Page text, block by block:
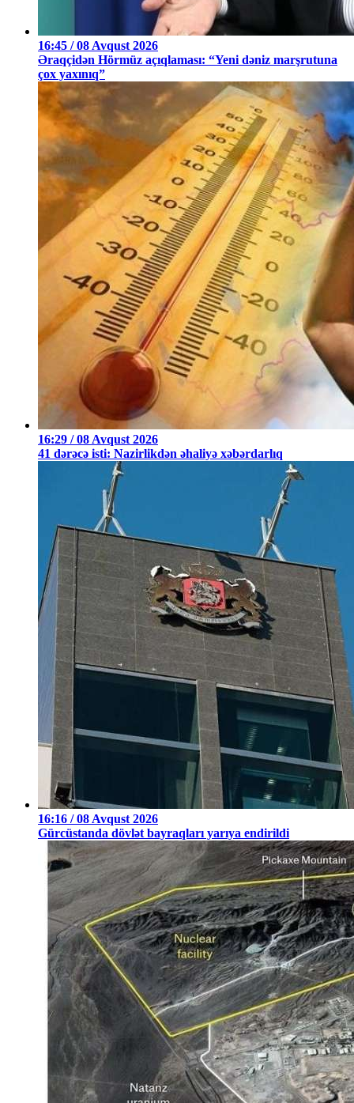
16:45 / 08 Avqust 2026
Əraqçidən Hörmüz açıqlaması: “Yeni dəniz marşrutuna
çox yaxınıq”
16:29 / 08 Avqust 2026
41 dərəcə isti: Nazirlikdən əhaliyə xəbərdarlıq
16:16 / 08 Avqust 2026
Gürcüstanda dövlət bayraqları yarıya endirildi